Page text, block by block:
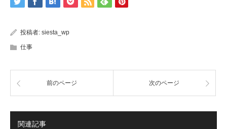
投稿者: siesta_wp
仕事
前のページ 次のページ
関連記事